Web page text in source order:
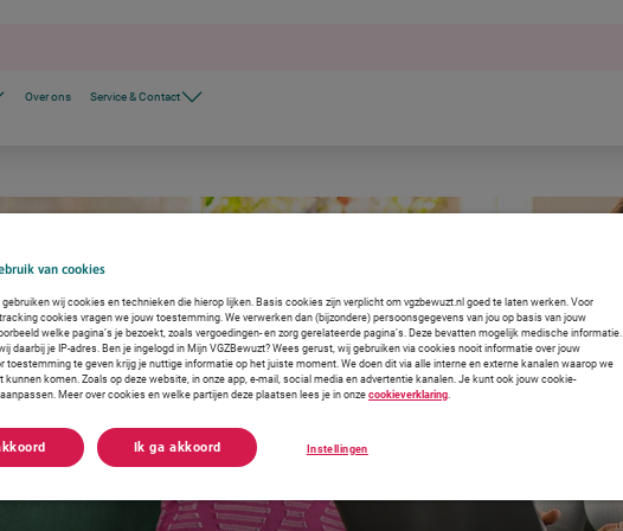
Over ons Service & Contact
van cookies
gebruiken wij cookies en technieken die hierop lijken. Basis cookies zijn verplicht om vgzbewuzt.nl goed te laten werken. Voor
cookies vragen we jouw toestemming. We verwerken dan (bijzondere) persoonsgegevens van jou op basis van jouw
welke pagina’s je bezoekt, zoals vergoedingen- en zorg gerelateerde pagina’s. Deze bevatten mogelijk medische informatie.
daarbij je IP-adres. Ben je ingelogd in Mijn VGZBewuzt? Wees gerust, wij gebruiken via cookies nooit informatie over jouw
toestemming te geven krijg je nuttige informatie op het juiste moment. We doen dit via alle interne en externe kanalen waarop we
kunnen komen. Zoals op deze website, in onze app, e-mail, social media en advertentie kanalen. Je kunt ook jouw cookie-
Meer over cookies en welke partijen deze plaatsen lees je in onze cookieverklaring.
Instellingen
Ik ga akkoord